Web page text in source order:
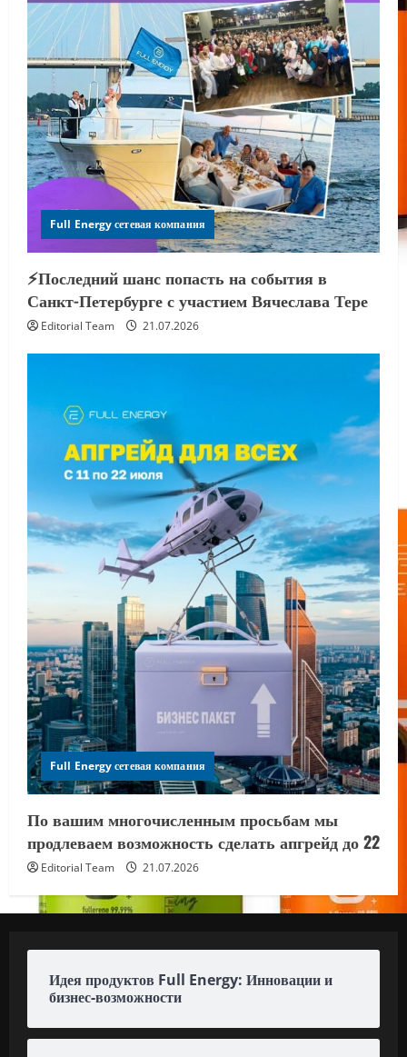
Full Energy сетевая компания
⚡️Последний шанс попасть на события в
Санкт-Петербурге с участием Вячеслава Тере
Editorial Team 21.07.2026
Full Energy сетевая компания
По вашим многочисленным просьбам мы
продлеваем возможность сделать апгрейд до 22
Editorial Team 21.07.2026
Идея продуктов Full Energy: Инновации и
бизнес-возможности